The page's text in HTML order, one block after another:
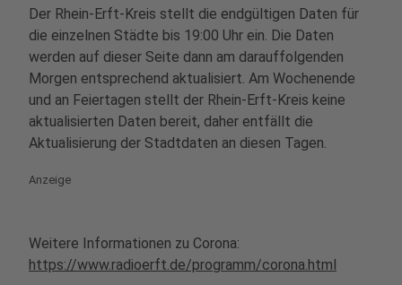
Der Rhein-Erft-Kreis stellt die endgültigen Daten für
die einzelnen Städte bis 19:00 Uhr ein. Die Daten
werden auf dieser Seite dann am darauffolgenden
Morgen entsprechend aktualisiert. Am Wochenende
und an Feiertagen stellt der Rhein-Erft-Kreis keine
aktualisierten Daten bereit, daher entfällt die
Aktualisierung der Stadtdaten an diesen Tagen.
Anzeige
Weitere Informationen zu Corona:
https://www.radioerft.de/programm/corona.html